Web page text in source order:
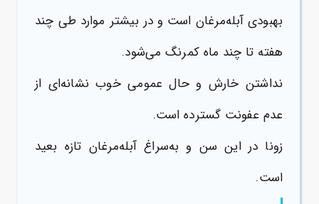
بهبودی آبله‌مرغان است و در بیشتر موارد طی چند
هفته تا چند ماه کمرنگ می‌شود.
نداشتن خارش و حال عمومی خوب نشانه‌ای از
عدم عفونت گسترده است.
زونا در این سن و به‌سراغ آبله‌مرغان تازه بعید
است.